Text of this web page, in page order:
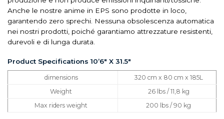
Anche le nostre anime in EPS sono prodotte in loco,
garantendo zero sprechi. Nessuna obsolescenza automatica
nei nostri prodotti, poiché garantiamo attrezzature resistenti,
durevoli e di lunga durata.
Product Specifications 10’6″ X 31.5″
dimensions
320 cm x 80 cm x 185L
Weight
26 lbs / 11,8 kg
Max riders weight
200 lbs / 90 kg